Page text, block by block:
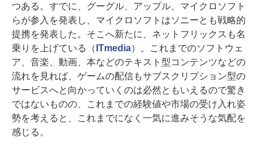
つある。すでに、グーグル、アップル、マイクロソフト
らが参入を発表し、マイクロソフトはソニーとも戦略的
提携を発表した。そこへ新たに、ネットフリックスも名
乗りを上げている（ ITmedia）。これまでのソフトウェ
ア、音楽、動画、本などのテキスト型コンテンツなどの
流れを見れば、ゲームの配信もサブスクリプション型の
サービスへと向かっていくのは必然ともいえるので驚き
ではないものの、これまでの経験値や市場の受け入れ姿
勢を考えると、これまでになく一気に進みそうな気配を
感じる。